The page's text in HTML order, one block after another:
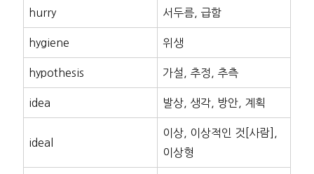
hurry 서두름, 급함
hygiene 위생
hypothesis 가설, 추정, 추측
idea 발상, 생각, 방안, 계획
ideal
이상, 이상적인 것[사람],
이상형